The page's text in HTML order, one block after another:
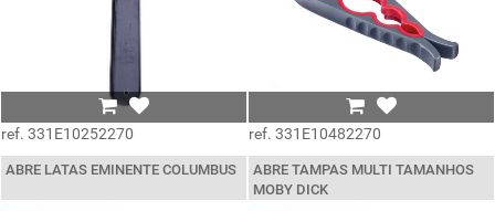
ref. 331E10252270
ABRE LATAS EMINENTE COLUMBUS
ref. 331E10482270
ABRE TAMPAS MULTI TAMANHOS
MOBY DICK